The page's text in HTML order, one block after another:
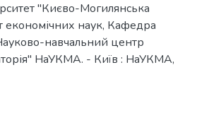
"Києво-Могилянська
економічних наук, Кафедра
навчальний центр
НаУКМА. - Київ : НаУКМА,